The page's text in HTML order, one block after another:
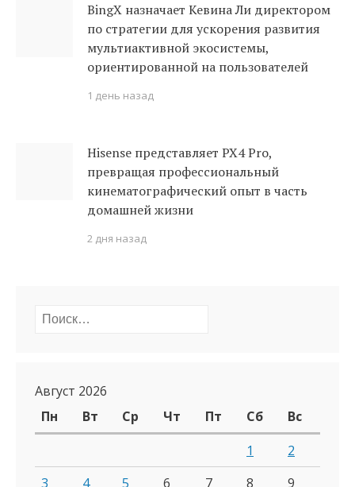
BingX назначает Кевина Ли директором
по стратегии для ускорения развития
мультиактивной экосистемы,
ориентированной на пользователей
1 день назад
Hisense представляет PX4 Pro,
превращая профессиональный
кинематографический опыт в часть
домашней жизни
2 дня назад
Найти:
Август 2026
Пн
Вт Ср Чт Пт Сб
Вс
1
2
3
4 5 6 7 8 9